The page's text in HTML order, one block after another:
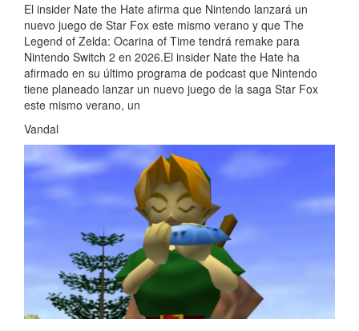
El insider Nate the Hate afirma que Nintendo lanzará un
nuevo juego de Star Fox este mismo verano y que The
Legend of Zelda: Ocarina of Time tendrá remake para
Nintendo Switch 2 en 2026.El insider Nate the Hate ha
afirmado en su último programa de podcast que Nintendo
tiene planeado lanzar un nuevo juego de la saga Star Fox
este mismo verano, un
Vandal